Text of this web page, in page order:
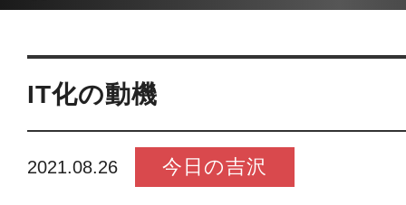
IT化の動機
2021.08.26 今日の吉沢